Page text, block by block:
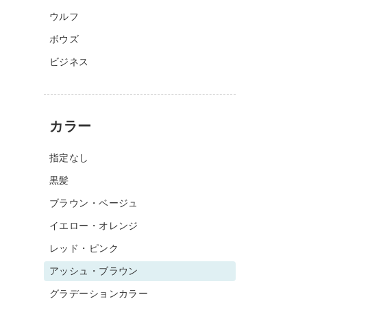
ウルフ
ボウズ
ビジネス
カラー
指定なし
黒髪
ブラウン・ベージュ
イエロー・オレンジ
レッド・ピンク
アッシュ・ブラウン
グラデーションカラー